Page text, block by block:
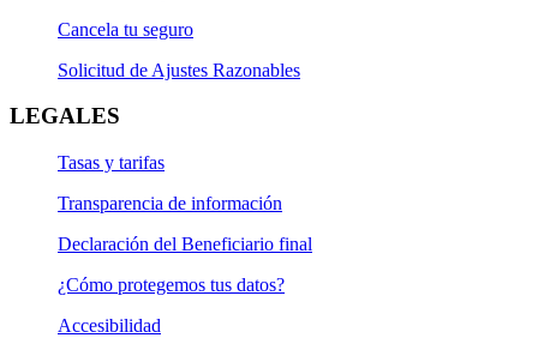
Cancela tu seguro
Solicitud de Ajustes Razonables
LEGALES
Tasas y tarifas
Transparencia de información
Declaración del Beneficiario final
¿Cómo protegemos tus datos?
Accesibilidad